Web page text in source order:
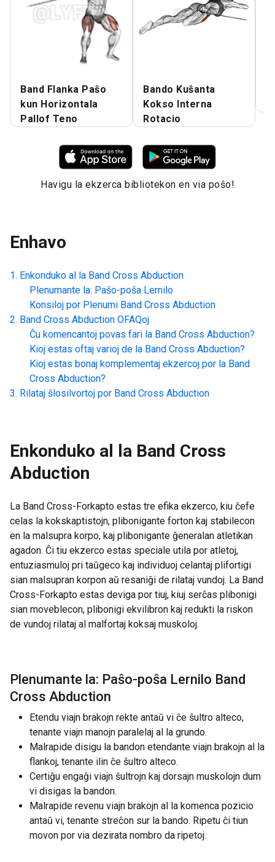
Band Flanka Paŝo
kun Horizontala
Pallof Teno
Bando Kuŝanta
Kokso Interna
Rotacio
Havigu la ekzerca bibliotekon en via poŝo!
Enhavo
Enkonduko al la Band Cross Abduction
Plenumante la: Paŝo-poŝa Lernilo
Konsiloj por Plenumi Band Cross Abduction
Band Cross Abduction OFAQoj
Ĉu komencantoj povas fari la Band Cross Abduction?
Kioj estas oftaj varioj de la Band Cross Abduction?
Kioj estas bonaj komplementaj ekzercoj por la Band
Cross Abduction?
Rilataj ŝlosilvortoj por Band Cross Abduction
Enkonduko al la Band Cross
Abduction
La Band Cross-Forkapto estas tre efika ekzerco, kiu ĉefe
celas la kokskaptistojn, plibonigante forton kaj stabilecon
en la malsupra korpo, kaj plibonigante ĝeneralan atletikan
agadon. Ĉi tiu ekzerco estas speciale utila por atletoj,
entuziasmuloj pri taŭgeco kaj individuoj celantaj plifortigi
sian malsupran korpon aŭ resaniĝi de rilataj vundoj. La Band
Cross-Forkapto estas deviga por tiuj, kiuj serĉas plibonigi
sian moveblecon, plibonigi ekvilibron kaj redukti la riskon
de vundoj rilataj al malfortaj koksaj muskoloj.
Plenumante la: Paŝo-poŝa Lernilo Band
Cross Abduction
Etendu viajn brakojn rekte antaŭ vi ĉe ŝultro alteco,
tenante viajn manojn paralelaj al la grundo.
Malrapide disigu la bandon etendante viajn brakojn al la
flankoj, tenante ilin ĉe ŝultro alteco.
Certiĝu engaĝi viajn ŝultrojn kaj dorsajn muskolojn dum
vi disigas la bandon.
Malrapide revenu viajn brakojn al la komenca pozicio
antaŭ vi, tenante streĉon sur la bando. Ripetu ĉi tiun
movon por via dezirata nombro da ripetoj.